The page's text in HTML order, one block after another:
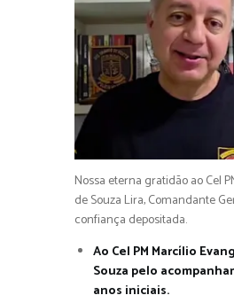
Nossa eterna gratidão ao Cel
de Souza Lira, Comandante
confiança depositada.
Ao Cel PM Marcílio
Souza pelo
anos iniciais.